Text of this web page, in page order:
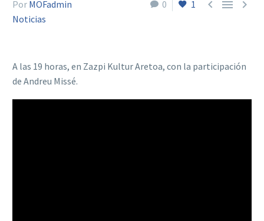
0 1   
Por MOFadmin
Noticias
A las 19 horas, en Zazpi Kultur Aretoa, con la participación
de Andreu Missé.